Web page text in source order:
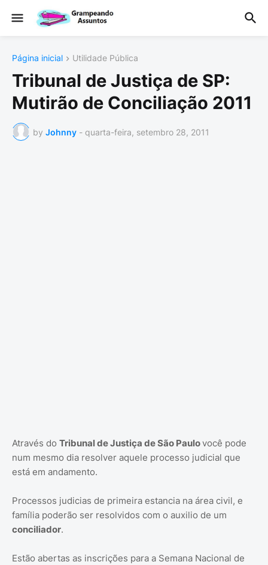
Página inicial Utilidade Pública
Tribunal de Justiça de SP:
Mutirão de Conciliação 2011
by Johnny - quarta-feira, setembro 28, 2011
Através do Tribunal de Justiça de São Paulovocê pode
num mesmo dia resolver aquele processo judicial que
está em andamento.
Processos judicias de primeira estancia na área civil, e
família poderão ser resolvidos com o auxilio de um
conciliador.
Estão abertas as inscrições para a Semana Nacional de